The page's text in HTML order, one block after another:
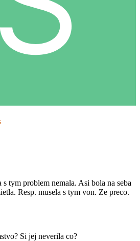
tym problem nemala. Asi bola na seba
Resp. musela s tym von. Ze preco.
Si jej neverila co?